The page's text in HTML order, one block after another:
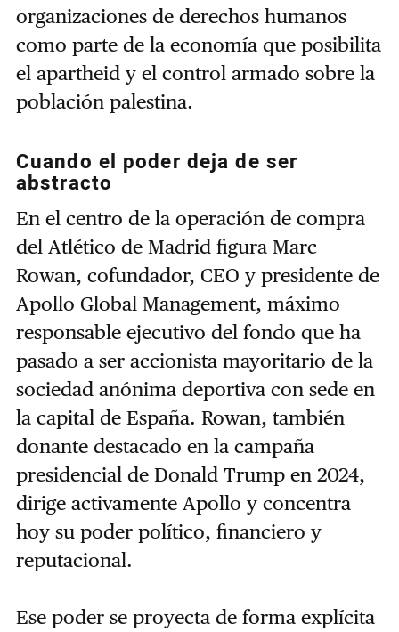
organizaciones de derechos humanos
como parte de la economía que posibilita
el apartheid y el control armado sobre la
población palestina.
Cuando el poder deja de ser
abstracto
En el centro de la operación de compra
del Atlético de Madrid figura Marc
Rowan, cofundador, CEO y presidente de
Apollo Global Management, máximo
responsable ejecutivo del fondo que ha
pasado a ser accionista mayoritario de la
sociedad anónima deportiva con sede en
la capital de España. Rowan, también
donante destacado en la campaña
presidencial de Donald Trump en 2024,
dirige activamente Apollo y concentra
hoy su poder político, financiero y
reputacional.
Ese poder se proyecta de forma explícita